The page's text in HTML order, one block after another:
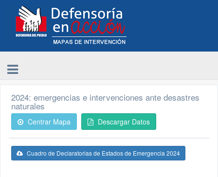
2024: emergencias e intervenciones ante desastres
naturales
Centrar Mapa Descargar Datos
Cuadro de Declaratorias de Estados de Emergencia 2024